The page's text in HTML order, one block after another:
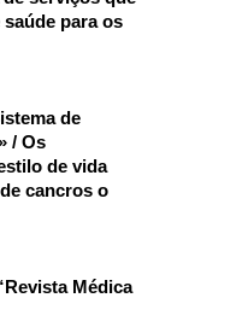
para os
de
/ Os
de vida
cancros o
Médica